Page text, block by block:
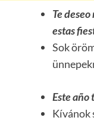
Te
estas
Sok
Este año
Kívánok